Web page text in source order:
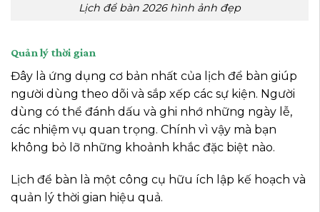
Lịch để bàn 2026 hình ảnh đẹp
Quản lý thời gian
Đây là ứng dụng cơ bản nhất của lịch để bàn giúp
người dùng theo dõi và sắp xếp các sự kiện. Người
dùng có thể đánh dấu và ghi nhớ những ngày lễ,
các nhiệm vụ quan trọng. Chính vì vậy mà bạn
không bỏ lỡ những khoảnh khắc đặc biệt nào.
Lịch để bàn là một công cụ hữu ích lập kế hoạch và
quản lý thời gian hiệu quả.